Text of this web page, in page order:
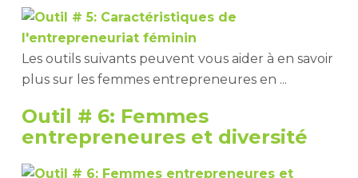
Les outils suivants peuvent vous aider à en savoir
plus sur les femmes entrepreneures en ...
Outil # 6: Femmes
entrepreneures et diversité